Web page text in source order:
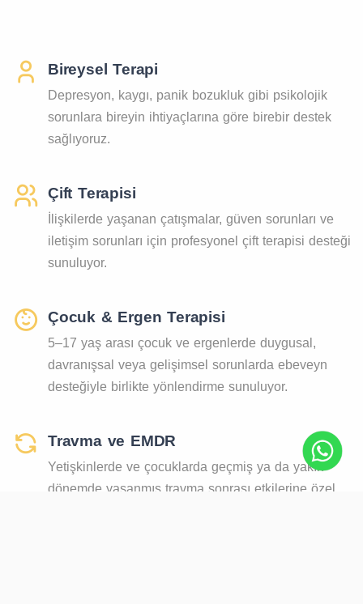
Bireysel Terapi
Depresyon, kaygı, panik bozukluk gibi psikolojik
sorunlara bireyin ihtiyaçlarına göre birebir destek
sağlıyoruz.
Çift Terapisi
İlişkilerde yaşanan çatışmalar, güven sorunları ve
iletişim sorunları için profesyonel çift terapisi desteği
sunuluyor.
Çocuk & Ergen Terapisi
5–17 yaş arası çocuk ve ergenlerde duygusal,
davranışsal veya gelişimsel sorunlarda ebeveyn
desteğiyle birlikte yönlendirme sunuluyor.
Travma ve EMDR
Yetişkinlerde ve çocuklarda geçmiş ya da yakın
dönemde yaşanmış travma sonrası etkilerine özel